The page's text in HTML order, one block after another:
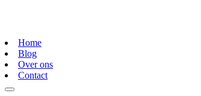
Home
Blog
Over ons
Contact